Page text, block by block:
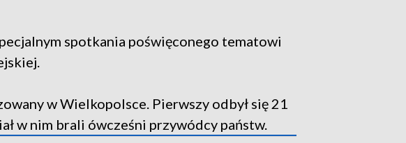
spotkania poświęconego tematowi
w Wielkopolsce. Pierwszy odbył się 21
w nim brali ówcześni przywódcy państw.